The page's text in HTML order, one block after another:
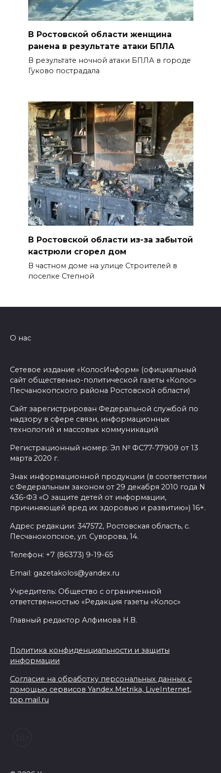
В Ростовской области женщина
ранена в результате атаки БПЛА
В результате ночной атаки БПЛА в городе
Гуково пострадала
В Ростовской области из-за забытой
кастрюли сгорел дом
В частном доме на улице Строителей в
поселке Степной
О нас
Сетевое издание «КолосИнформ» (официальный
сайт общественно-политической газеты «Колос»
Песчанокопского района Ростовской области)
Сайт зарегистрирован Федеральной службой по
надзору в сфере связи, информационных
технологий и массовых коммуникаций
Регистрационный номер: Эл № ФС77-77909 от 13
марта 2020 г.
Знак информационной продукции (в соответствии
с Федеральным законом от 29 декабря 2010 года N
436-ФЗ «О защите детей от информации,
причиняющей вред их здоровью и развитию») 16+.
Адрес редакции: 347572, Ростовская область, с.
Песчанокопское, ул. Суворова, 14.
Телефон: +7 (86373) 9-19-65
Email: gazetakolos@yandex.ru
Учредитель: Общество с ограниченной
ответственностью «Редакция газеты «Колос»
Главный редактор Алфимова Н.В.
Политика конфиденциальности и защиты
информации
Согласие на обработку персональных данных с
помощью сервисов Yandex.Metrika, LiveInternet,
top.mail.ru